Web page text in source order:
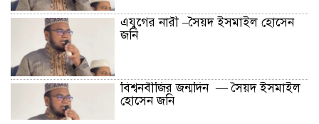
এযুগের নারী –সৈয়দ ইসমাইল হোসেন
জনি
বিশ্বনবীজির জন্মদিন — সৈয়দ ইসমাইল
হোসেন জনি